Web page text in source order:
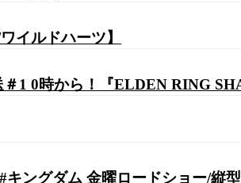
イルドハーツ】
1 0時から！『ELDEN RING
キングダム 金曜ロードショー/縦